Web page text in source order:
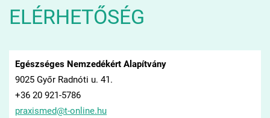
ELÉRHETŐSÉG
Egészséges Nemzedékért Alapítvány
9025 Győr Radnóti u. 41.
+36 20 921-5786
praxismed@t-online.hu